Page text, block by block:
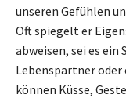
unseren Gefühlen
Oft spiegelt er
abweisen, sei es
Lebenspartner oder
können Küsse,